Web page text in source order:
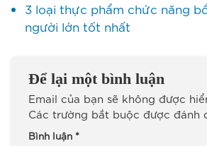
3 loại thực phẩm chức năng
người lớn tốt nhất
Để lại một bình luận
Email của bạn sẽ không được
Các trường bắt buộc được đánh
Bình luận *